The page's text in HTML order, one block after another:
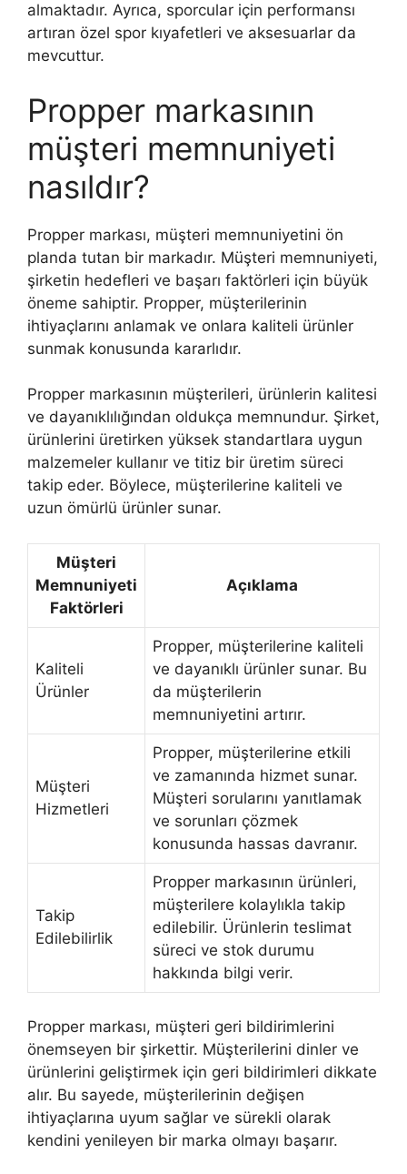
almaktadır. Ayrıca, sporcular için performansı
artıran özel spor kıyafetleri ve aksesuarlar da
mevcuttur.
Propper markasının
müşteri memnuniyeti
nasıldır?
Propper markası, müşteri memnuniyetini ön
planda tutan bir markadır. Müşteri memnuniyeti,
şirketin hedefleri ve başarı faktörleri için büyük
öneme sahiptir. Propper, müşterilerinin
ihtiyaçlarını anlamak ve onlara kaliteli ürünler
sunmak konusunda kararlıdır.
Propper markasının müşterileri, ürünlerin kalitesi
ve dayanıklılığından oldukça memnundur. Şirket,
ürünlerini üretirken yüksek standartlara uygun
malzemeler kullanır ve titiz bir üretim süreci
takip eder. Böylece, müşterilerine kaliteli ve
uzun ömürlü ürünler sunar.
Müşteri
Memnuniyeti
Faktörleri
Açıklama
Kaliteli
Ürünler
Propper, müşterilerine kaliteli
ve dayanıklı ürünler sunar. Bu
da müşterilerin
memnuniyetini artırır.
Müşteri
Hizmetleri
Propper, müşterilerine etkili
ve zamanında hizmet sunar.
Müşteri sorularını yanıtlamak
ve sorunları çözmek
konusunda hassas davranır.
Takip
Edilebilirlik
Propper markasının ürünleri,
müşterilere kolaylıkla takip
edilebilir. Ürünlerin teslimat
süreci ve stok durumu
hakkında bilgi verir.
Propper markası, müşteri geri bildirimlerini
önemseyen bir şirkettir. Müşterilerini dinler ve
ürünlerini geliştirmek için geri bildirimleri dikkate
alır. Bu sayede, müşterilerinin değişen
ihtiyaçlarına uyum sağlar ve sürekli olarak
kendini yenileyen bir marka olmayı başarır.